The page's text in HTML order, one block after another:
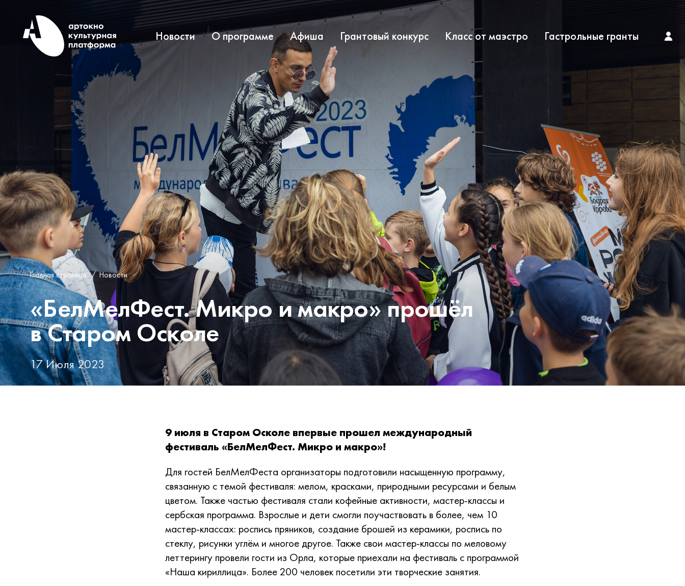
Новости О программе Афиша Грантовый конкурс Класс от маэстро Гастрольные гранты
Главная страница / Новости
«БелМелФест. Микро и макро» прошёл
в Старом Осколе
17 Июля 2023
9 июля в Старом Осколе впервые прошел международный
фестиваль «БелМелФест. Микро и макро»!
Для гостей БелМелФеста организаторы подготовили насыщенную программу,
связанную с темой фестиваля: мелом, красками, природными ресурсами и белым
цветом. Также частью фестиваля стали кофейные активности, мастер-классы и
сербская программа. Взрослые и дети смогли поучаствовать в более, чем 10
мастер-классах: роспись пряников, создание брошей из керамики, роспись по
стеклу, рисунки углём и многое другое. Также свои мастер-классы по меловому
леттерингу провели гости из Орла, которые приехали на фестиваль с программой
«Наша кириллица». Более 200 человек посетили эти творческие занятия.